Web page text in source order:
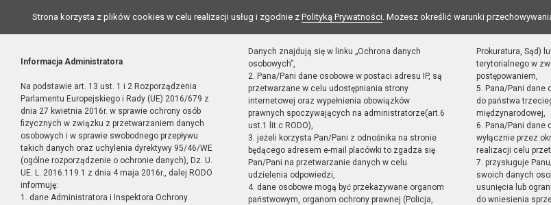
Strona korzysta z plików cookies w celu realizacji usług i zgodnie z Polityką Prywatności. Możesz określić warunki
Informacja Administratora
Na podstawie art. 13 ust. 1 i 2 Rozporządzenia
Parlamentu Europejskiego i Rady (UE) 2016/679 z
dnia 27 kwietnia 2016r. w sprawie ochrony osób
fizycznych w związku z przetwarzaniem danych
osobowych i w sprawie swobodnego przepływu
takich danych oraz uchylenia dyrektywy 95/46/WE
(ogólne rozporządzenie o ochronie danych), Dz. U.
UE. L. 2016.119.1 z dnia 4 maja 2016r., dalej RODO
informuję:
1. dane Administratora i Inspektora Ochrony
Danych znajdują się w linku „Ochrona danych
osobowych”,
2. Pana/Pani dane osobowe w postaci adresu IP, są
przetwarzane w celu udostępniania strony
internetowej oraz wypełnienia obowiązków
prawnych spoczywających na administratorze(art.6
ust.1 lit.c RODO),
3. jeżeli korzysta Pan/Pani z odnośnika na stronie
będącego adresem e-mail placówki to zgadza się
Pan/Pani na przetwarzanie danych w celu
udzielenia odpowiedzi,
4. dane osobowe mogą być przekazywane organom
państwowym, organom ochrony prawnej (Policja,
Prokuratura, Sąd)
terytorialnego w
postępowaniem,
5. Pana/Pani dane
do państwa
międzynarodowej,
6. Pana/Pani dane
wyłącznie przez
realizacji celu
7. przysługuje
swoich danych
usunięcia lub
do wniesienia